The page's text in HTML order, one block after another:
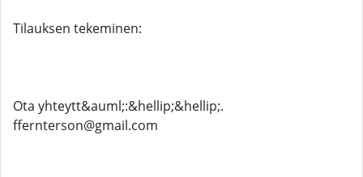
Tilauksen tekeminen:
Ota yhteytt&auml;:&hellip;&hellip;.
ffernterson@gmail.com